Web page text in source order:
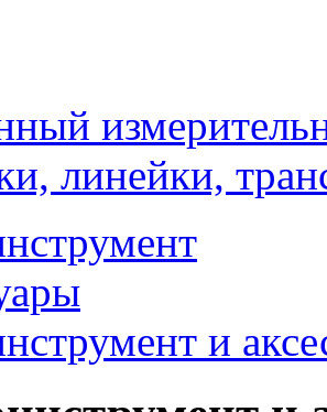
линейки,
и